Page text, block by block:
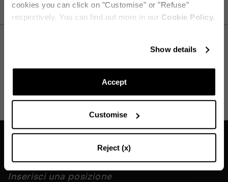
cookies you can click on "Customise" or "Refuse"
respectively. You can find out more in our Cookie Policy.
Show details
Accept
Customise
Reject (x)
Resta sempre aggiornato!
CONTINUA PER ISCRIVERTI
CURA
Trova la boutique vicina a te